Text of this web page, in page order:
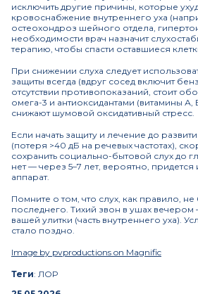
исключить другие причины, которые
кровоснабжение внутреннего уха
остеохондроз шейного отдела,
необходимости врач назначит
терапию, чтобы спасти оставшиеся
При снижении слуха следует
защиты всегда (вдруг сосед включит
отсутствии противопоказаний, стоит
омега-3 и антиоксидантами (витамины
снижают шумовой оксидативный стресс.
Если начать защиту и лечение до
(потеря >40 дБ на речевых частотах),
сохранить социально-бытовой слух до
нет — через 5–7 лет, вероятно, придется
аппарат.
Помните о том, что слух, как правило,
последнего. Тихий звон в ушах
вашей улитки (часть внутреннего уха).
стало поздно.
Image by pvproductions on Magnific
Теги: ЛОР